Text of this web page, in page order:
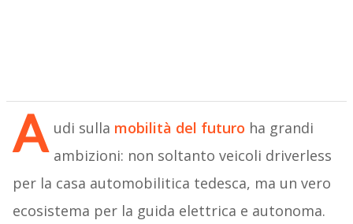
A udi sulla mobilità del futuro ha grandi
ambizioni: non soltanto veicoli driverless
per la casa automobilitica tedesca, ma un vero
ecosistema per la guida elettrica e autonoma.